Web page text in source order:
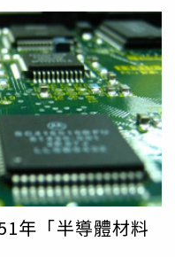
以及特殊合金、助銲
如磷銅球、無氧銅塊、
津設廠，產品銷往歐
。瑞昇金屬的官方網站曾
刺激措施，帶動鋼鐵、
來新一波漲價潮，且全
和川普關稅政策影響全
物料價格可能上漲
該公司在台灣地區並無
或個人代表本公司從事任
司有合作關係之單位或
新的就是8月12日的停
年「半導體材料